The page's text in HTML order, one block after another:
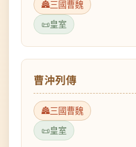
曹沖列傳
三國曹魏
皇室